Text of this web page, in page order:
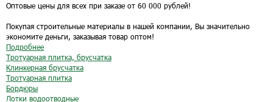
Оптовые цены для всех при заказе от 60 000 рублей!
Покупая строительные материалы в нашей компании, Вы значительно
экономите деньги, заказывая товар оптом!
Подробнее
Тротуарная плитка, брусчатка
Клинкерная брусчатка
Тротуарная плитка
Бордюры
Лотки водоотводные